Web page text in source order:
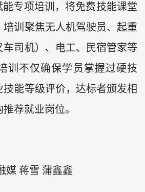
能专项培训，将免费技能课堂
培训聚焦无人机驾驶员、起重
车司机）、电工、民宿管家等
训不仅确保学员掌握过硬技
能等级评价，达标者颁发相
荐就业岗位。
媒 蒋雪 蒲鑫鑫